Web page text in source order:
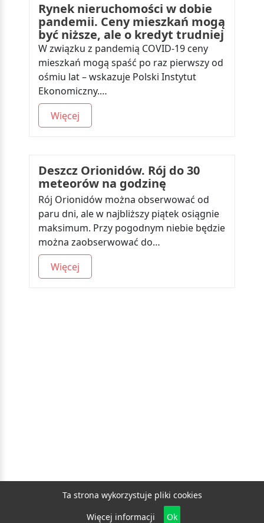
Rynek nieruchomości w dobie
pandemii. Ceny mieszkań mogą
być niższe, ale o kredyt trudniej
W związku z pandemią COVID-19 ceny
mieszkań mogą spaść po raz pierwszy od
ośmiu lat – wskazuje Polski Instytut
Ekonomiczny.…
Więcej
Deszcz Orionidów. Rój do 30
meteorów na godzinę
Rój Orionidów można obserwować od
paru dni, ale w najbliższy piątek osiągnie
maksimum. Przy pogodnym niebie będzie
można zaobserwować do…
Więcej
Ta strona wykorzystuje pliki cookies
Więcej informacji
Ok